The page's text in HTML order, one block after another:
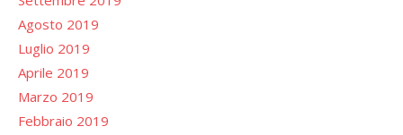
Agosto 2019
Luglio 2019
Aprile 2019
Marzo 2019
Febbraio 2019